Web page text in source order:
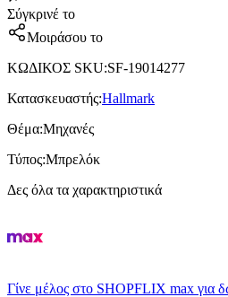
Σύγκρινέ το
Μοιράσου το
ΚΩΔΙΚΟΣ SKU:SF-19014277
Κατασκευαστής:Hallmark
Θέμα:Μηχανές
Τύπος:Μπρελόκ
Δες όλα τα χαρακτηριστικά
Γίνε μέλος στο SHOPFLIX max για